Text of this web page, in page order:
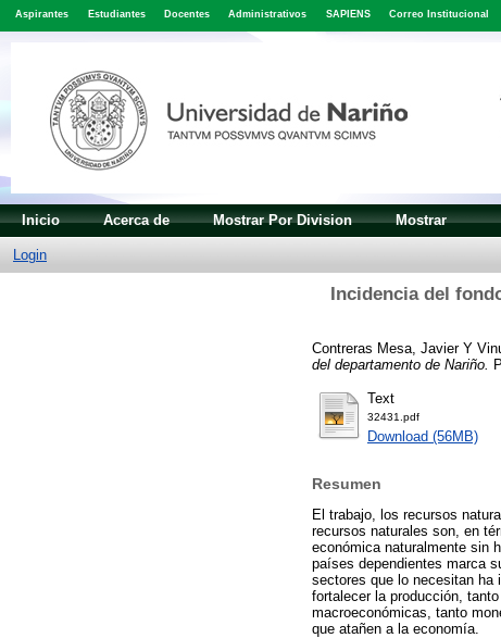
Aspirantes Estudiantes Docentes Administrativos SAPIENS Correo Institucional
Inicio Acerca de Mostrar Por Division Mostrar
Login
Incidencia del
Contreras Mesa, JavierY
del departamento de Nariño.
Text
32431.pdf
Download (56MB)
Resumen
El trabajo, los recursos
recursos naturales son, en
económica naturalmente sin
países dependientes marca
sectores que lo necesitan ha
fortalecer la producción,
macroeconómicas, tanto
que atañen a la economía.